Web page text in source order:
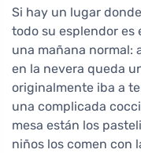
Si hay un lugar
todo su esplendor es
una mañana normal:
en la nevera queda
originalmente iba a
una complicada
mesa están los
niños los comen con